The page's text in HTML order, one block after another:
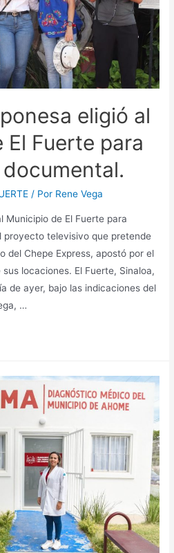
eligió al
Fuerte para
/ Por Rene Vega
Municipio de El Fuerte para
proyecto televisivo que pretende
del Chepe Express, apostó por el
locaciones. El Fuerte, Sinaloa,
de ayer, bajo las indicaciones del
…